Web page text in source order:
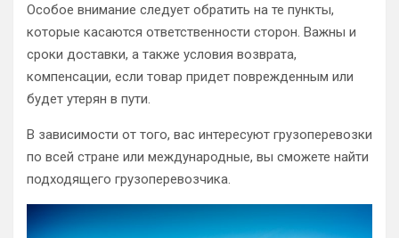
Особое внимание следует обратить на те пункты,
которые касаются ответственности сторон. Важны и
сроки доставки, а также условия возврата,
компенсации, если товар придет поврежденным или
будет утерян в пути.
В зависимости от того, вас интересуют грузоперевозки
по всей стране или международные, вы сможете найти
подходящего грузоперевозчика.